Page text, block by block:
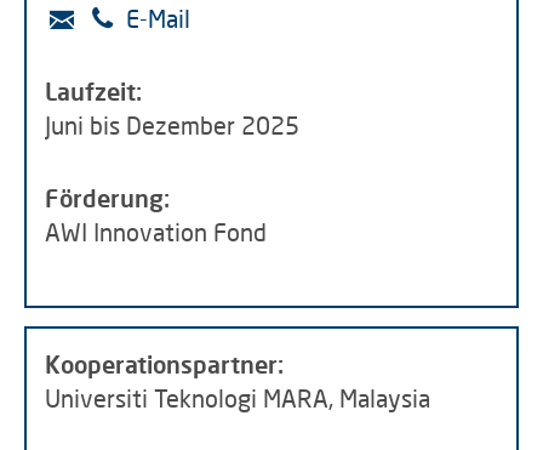
E-Mail
Laufzeit:
Juni bis Dezember 2025
Förderung:
AWI Innovation Fond
Kooperationspartner:
Universiti Teknologi MARA, Malaysia